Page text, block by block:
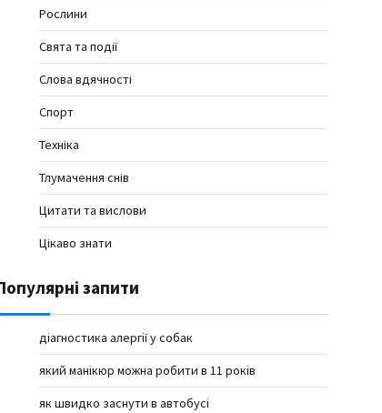
Рослини
Свята та події
Слова вдячності
Спорт
Техніка
Тлумачення снів
Цитати та вислови
Цікаво знати
запити
діагностика алергії у собак
який манікюр можна робити в 11 років
як швидко заснути в автобусі